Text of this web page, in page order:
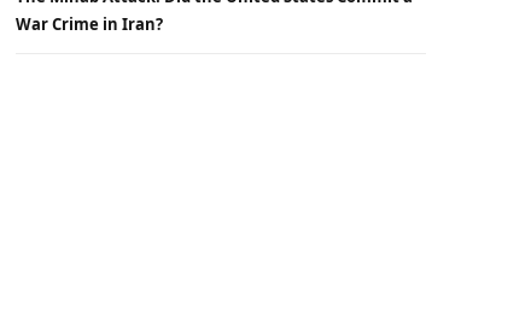
War Crime in Iran?